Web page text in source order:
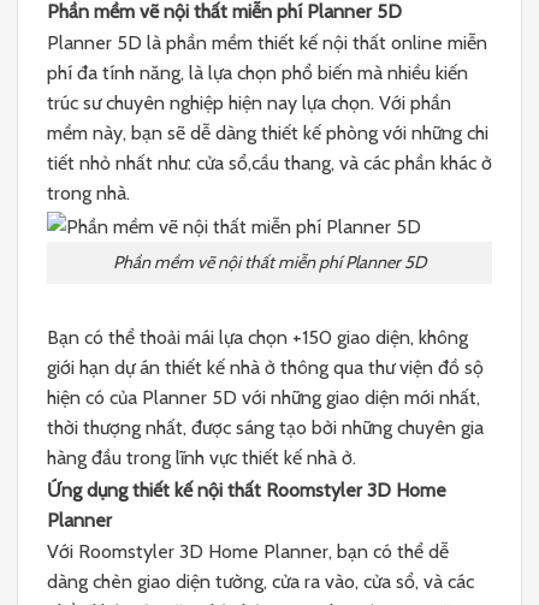
Phần mềm vẽ nội thất miễn phí Planner 5D
Planner 5D là phần mềm thiết kế nội thất online miễn
phí đa tính năng, là lựa chọn phổ biến mà nhiều kiến
trúc sư chuyên nghiệp hiện nay lựa chọn. Với phần
mềm này, bạn sẽ dễ dàng thiết kế phòng với những chi
tiết nhỏ nhất như: cửa sổ,cầu thang, và các phần khác ở
trong nhà.
Phần mềm vẽ nội thất miễn phí Planner 5D
Bạn có thể thoải mái lựa chọn +150 giao diện, không
giới hạn dự án thiết kế nhà ở thông qua thư viện đồ sộ
hiện có của Planner 5D với những giao diện mới nhất,
thời thượng nhất, được sáng tạo bởi những chuyên gia
hàng đầu trong lĩnh vực thiết kế nhà ở.
Ứng dụng thiết kế nội thất Roomstyler 3D Home
Planner
Với Roomstyler 3D Home Planner, bạn có thể dễ
dàng chèn giao diện tường, cửa ra vào, cửa sổ, và các